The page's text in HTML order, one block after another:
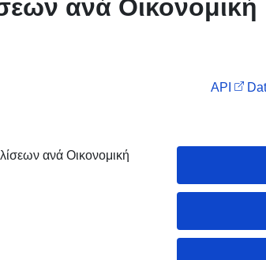
ανά Οικονομική
API
ανά Οικονομική